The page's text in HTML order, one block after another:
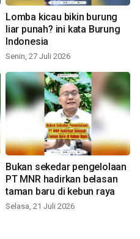
Lomba kicau bikin burung
liar punah? ini kata Burung
Indonesia
Senin, 27 Juli 2026
Bukan sekedar pengelolaan
PT MNR hadirkan belasan
taman baru di kebun raya
Selasa, 21 Juli 2026